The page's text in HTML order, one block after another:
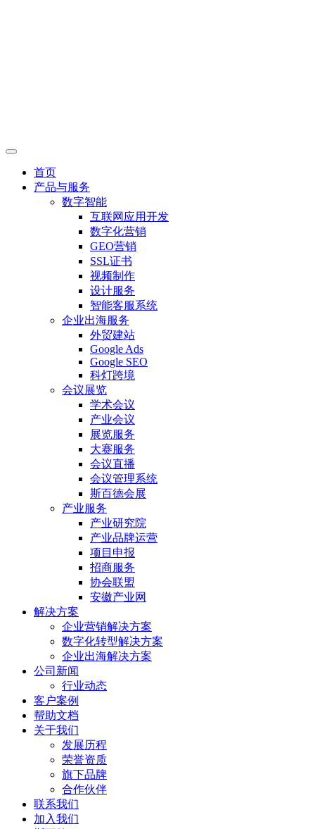
首页
产品与服务
数字智能
互联网应用开发
数字化营销
GEO营销
SSL证书
视频制作
设计服务
智能客服系统
企业出海服务
外贸建站
Google Ads
Google SEO
科灯跨境
会议展览
学术会议
产业会议
展览服务
大赛服务
会议直播
会议管理系统
斯百德会展
产业服务
产业研究院
产业品牌运营
项目申报
招商服务
协会联盟
安徽产业网
解决方案
企业营销解决方案
数字化转型解决方案
企业出海解决方案
公司新闻
行业动态
客户案例
帮助文档
关于我们
发展历程
荣誉资质
旗下品牌
合作伙伴
联系我们
加入我们